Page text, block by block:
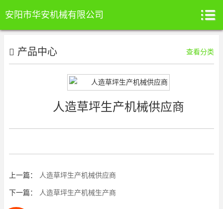
安阳市华安机械有限公司
产品中心 查看分类
人造草坪生产机械供应商
上一篇： 人造草坪生产机械供应商
下一篇： 人造草坪生产机械生产商